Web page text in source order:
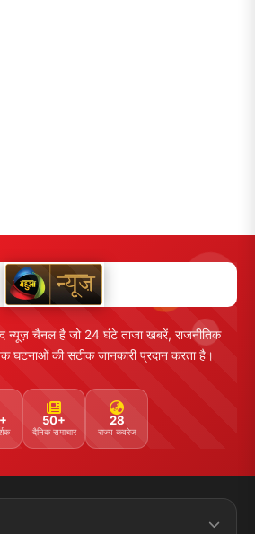
न्यूज़ चैनल है जो 24 घंटे ताजा खबरें, राजनीतिक
की सटीक जानकारी प्रदान करता है।
50+
दैनिक समाचार
28
राज्य कवरेज